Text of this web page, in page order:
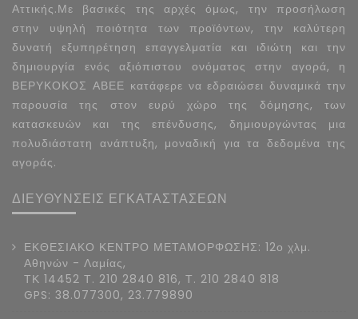
Αττικής.Με βασικές της αρχές όμως, την προσήλωση
στην υψηλή ποιότητα των προϊόντων, την καλύτερη
δυνατή εξυπηρέτηση επαγγελματία και ιδιώτη και την
δημιουργία ενός αξιόπιστου ονόματος στην αγορά, η
ΒΕΡΥΚΟΚΟΣ ΑΒΕΕ κατάφερε να εδραιώσει δυναμικά την
παρουσία της στον ευρύ χώρο της δόμησης, των
κατασκευών και της επένδυσης, δημιουργώντας μια
πολυδιάστατη ανάπτυξη, μοναδική για τα δεδομένα της
αγοράς.
ΔΙΕΥΘΥΝΣΕΙΣ ΕΓΚΑΤΑΣΤΑΣΕΩΝ
ΕΚΘΕΣΙΑΚΟ ΚΕΝΤΡΟ ΜΕΤΑΜΟΡΦΩΣΗΣ: 12ο χλμ.
Αθηνών - Λαμίας,
ΤΚ 14452 Τ. 210 2840 816, Τ. 210 2840 818
GPS: 38.077300, 23.779890